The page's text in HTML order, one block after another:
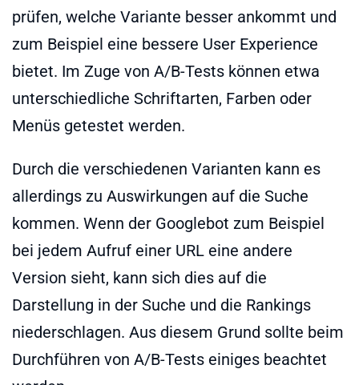
prüfen, welche Variante besser ankommt und
zum Beispiel eine bessere User Experience
bietet. Im Zuge von A/B-Tests können etwa
unterschiedliche Schriftarten, Farben oder
Menüs getestet werden.
Durch die verschiedenen Varianten kann es
allerdings zu Auswirkungen auf die Suche
kommen. Wenn der Googlebot zum Beispiel
bei jedem Aufruf einer URL eine andere
Version sieht, kann sich dies auf die
Darstellung in der Suche und die Rankings
niederschlagen. Aus diesem Grund sollte beim
Durchführen von A/B-Tests einiges beachtet